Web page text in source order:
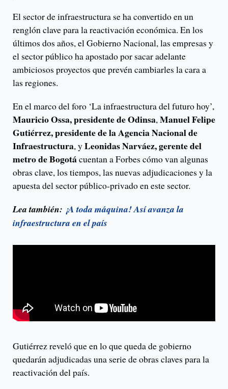
El sector de infraestructura se ha convertido en un
renglón clave para la reactivación económica. En los
últimos dos años, el Gobierno Nacional, las empresas y
el sector público ha apostado por sacar adelante
ambiciosos proyectos que prevén cambiarles la cara a
las regiones.
En el marco del foro ‘La infraestructura del futuro hoy’,
Mauricio Ossa, presidente de Odinsa,Manuel Felipe
Gutiérrez, presidente de la Agencia Nacional de
Infraestructura, yLeonidas Narváez, gerente del
metro de Bogotácuentan a Forbes cómo van algunas
obras clave, los tiempos, las nuevas adjudicaciones y la
apuesta del sector público-privado en este sector.
Lea también: ¡A toda máquina! Así avanza la
infraestructura en el país
Gutiérrez reveló que en lo que queda de gobierno
quedarán adjudicadas una serie de obras claves para la
reactivación del país.